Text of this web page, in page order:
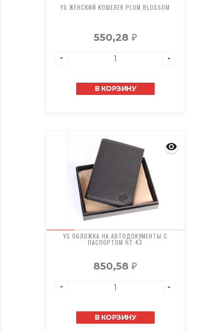
YS ЖЕНСКИЙ КОШЕЛЕК PLUM BLOSSOM
550,28 ₽
В КОРЗИНУ
YG ОБЛОЖКА НА АВТОДОКУМЕНТЫ С
ПАСПОРТОМ HT 43
850,58₽
В КОРЗИНУ